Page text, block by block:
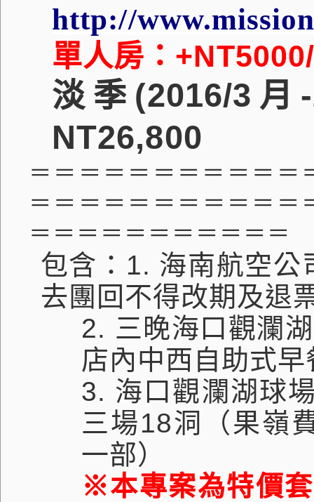
http://
單人房：
淡季 (2016/3 月
NT26,800
＝＝＝＝＝＝＝＝ ＝＝＝
＝＝＝＝＝＝ ＝＝＝＝＝
＝＝＝ ＝＝＝＝＝＝＝＝
包含： 1. 海南航空公
去團回不得改期及退
2. 三晚海口觀瀾
店內中西自助式早
3. 海口觀瀾湖球
三場18洞（果嶺
一部）
※本專案為特價